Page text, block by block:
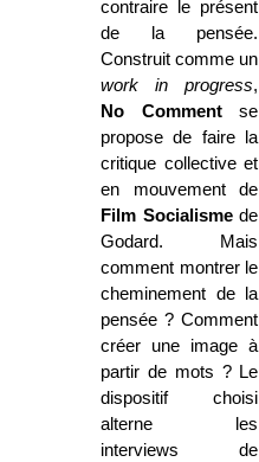
contraire le présent
de la pensée.
Construit comme un
work in progress,
No Commentse
propose de faire la
critique collective et
en mouvement de
Film Socialismede
Godard. Mais
comment montrer le
cheminement de la
pensée ? Comment
créer une image à
partir de mots ? Le
dispositif choisi
alterne les
interviews de